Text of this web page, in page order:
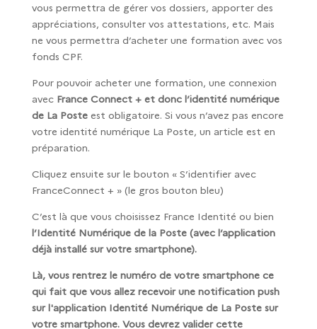
vous permettra de gérer vos dossiers, apporter des
appréciations, consulter vos attestations, etc. Mais
ne vous permettra d’acheter une formation avec vos
fonds CPF.
Pour pouvoir acheter une formation, une connexion
avec France Connect + et donc l’identité numérique
de La Posteest obligatoire. Si vous n’avez pas encore
votre identité numérique La Poste, un article est en
préparation.
Cliquez ensuite sur le bouton « S’identifier avec
FranceConnect + » (le gros bouton bleu)
C’est là que vous choisissez France Identité ou bien
l’Identité Numérique de la Poste (avec l’application
déjà installé sur votre smartphone).
Là, vous rentrez le numéro de votre smartphone ce
qui fait que vous allez recevoir une notification push
sur l'application Identité Numérique de La Poste sur
votre smartphone. Vous devrez valider cette